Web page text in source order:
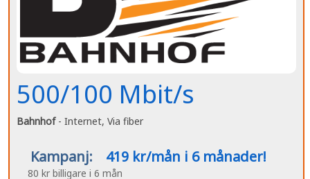
500/100 Mbit/s
Bahnhof- Internet, Via fiber
Kampanj: 419 kr/mån i 6 månader!
80 kr billigare i 6 mån